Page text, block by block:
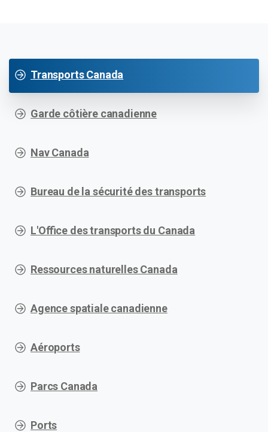
Transports Canada
Garde côtière canadienne
Nav Canada
Bureau de la sécurité des transports
L'Office des transports du Canada
Ressources naturelles Canada
Agence spatiale canadienne
Aéroports
Parcs Canada
Ports